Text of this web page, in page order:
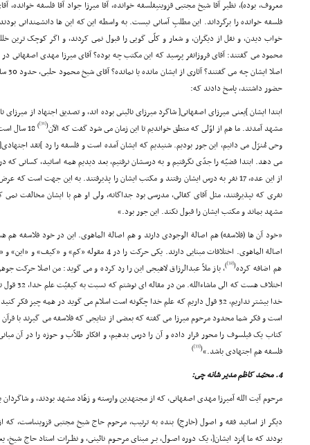
معروف، بوده)، نظیر آقا شیخ مجتبى قزوینىِفلسفه خوانده، آقا میرزا جواد آقا فلسفه
فلسفه خوانده را برگرداند. این مطلبِ آسانى نیست. به واسطه این که این ها دانشمندانى
خواب دیدن، و نقل از دیگران، و شعار و کلّى گویى را قبول نمى کردند، و اگر کوچک ترین
محمود مى گفتند: آقاى فروزانفر پرسید که این مکتب چه بوده؟ آقاى میرزا مهدى اصفهانى
حضور داشتند، پاسخ دادند که:
ابتدا ایشان ]یعنى میرزاى اصفهانى[ شاگرد میرزاى نائینى بوده اند، و تصدیق اجتهاد از
مشهد آمدند. ما هم از اوّلى که منطق خواندیم تا این زمان مى شود گفت که الآن(
[31]
)
18 سال
وحى مُنزَل مى دانیم، این جور بودیم. شنیدیم که ایشان آمده است و فلسفه را رد ]نقد
نفرى که نپذیرفتند، مثل آقاى کفائى، مدرسى بود جداگانه، ولى او هم با ایشان مخالفت
مشهد بماند و مکتب ایشان را قبول نکند. این جور بود.»
«خود آن ها (فلاسفه) هم اصالة الوجودى دارند و هم اصالة الماهوى. این در خود فلاسفه
اصالة الماهوى. اختلافات مبنایى دارند. یکى حرکت را
هم اضافه کرده(
[32]
)، باز ملاّ عبدالرزاق لاهیجى این را رد کرده و مى گوید: من اصلا حرکت
اختلاف
خدا بیشتر نداریم، 32 قول داریم که علم خدا چگونه است اسلام مى گوید در همه
است و فکر شما محدود مرحوم میرزا مى گفته که بعضى از نتایجى که فلاسفه مى گیرند با
کتاب یک فیلسوف را محور قرار داده و آن را درس بدهیم، و افکار طلاّب و حوزه را در آن
فلسفه هم اجتهادى باشد.»(
[33]
)
4. محمّد کاظم مدیر شانه چى:
مرحوم آیت الله آمیرزا مهدى اصفهانى، که از مجتهدین وارسته و زهّاد مشهد بودند، و
دیگر از اساتید فقه و اصول (خارجِ) بنده به ترتیب، مرحوم حاج شیخ مجتبى قزوینىاست،
بودند که ما ]نزد ایشان[، یک دوره اصـول، بـر مبناى مرحـوم نائینى، و نظـرات استاد حاج